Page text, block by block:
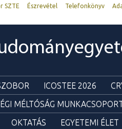
SZTE Észrevétel Telefonkönyv
ICOSTEE 2026
MÉLTÓSÁG
OKTATÁS EGYETEMI ÉLET